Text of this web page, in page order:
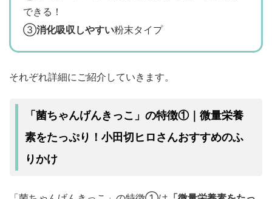
できる！
③消化吸収しやすい粉末タイプ
それぞれ詳細にご紹介していきます。
「菌ちゃんげんきっこ」の特徴①｜微量栄養
素をたっぷり！小田切ヒロさんおすすめのふ
りかけ